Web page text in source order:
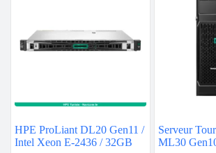
HPE ProLiant DL20 Gen11 /
Intel Xeon E-2436 / 32GB
Serveur
ML30